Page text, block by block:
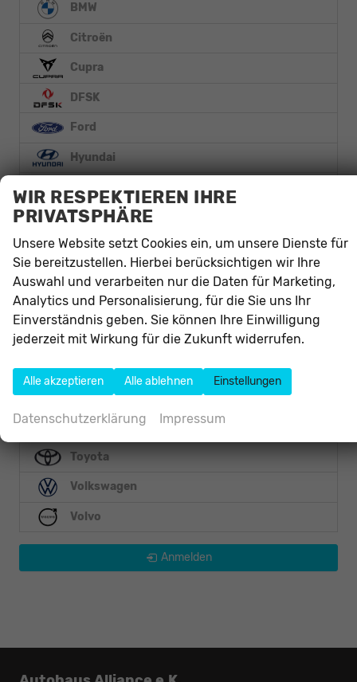
BMW
Citroën
Cupra
DFSK
Ford
Hyundai
Mercedes-Benz
Nissan
Opel
Peugeot
Renault
Seat
Skoda
Smart
Toyota
Volkswagen
Volvo
Anmelden
WIR RESPEKTIEREN IHRE
PRIVATSPHÄRE
Unsere Website setzt Cookies ein, um unsere Dienste für
Sie bereitzustellen. Hierbei berücksichtigen wir Ihre
Auswahl und verarbeiten nur die Daten für Marketing,
Analytics und Personalisierung, für die Sie uns Ihr
Einverständnis geben. Sie können Ihre Einwilligung
jederzeit mit Wirkung für die Zukunft widerrufen.
Alle akzeptieren Alle ablehnen Einstellungen
Datenschutzerklärung Impressum